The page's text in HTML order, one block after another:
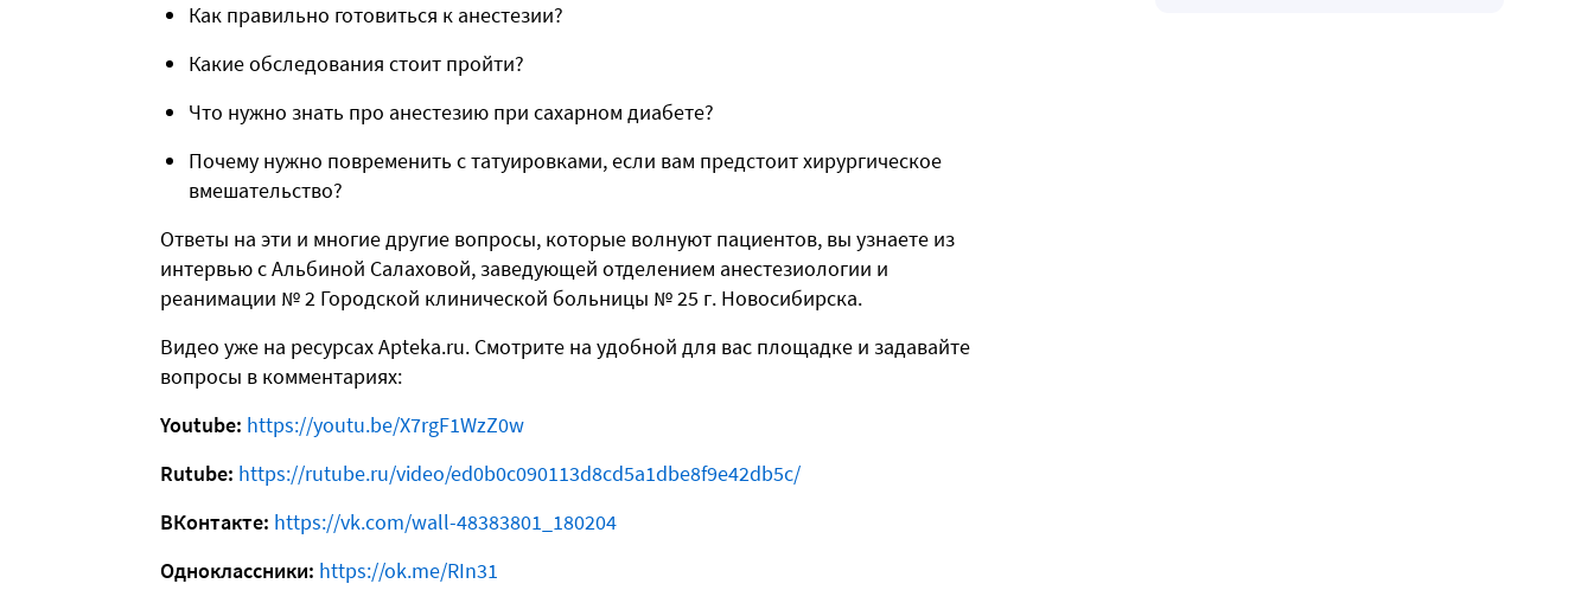
Как правильно готовиться к анестезии?
Какие обследования стоит пройти?
Что нужно знать про анестезию при сахарном диабете?
Почему нужно повременить с татуировками, если вам предстоит хирургическое
вмешательство?
Ответы на эти и многие другие вопросы, которые волнуют пациентов, вы узнаете из
интервью с Альбиной Салаховой, заведующей отделением анестезиологии и
реанимации № 2 Городской клинической больницы № 25 г. Новосибирска.
Видео уже на ресурсах Apteka.ru. Смотрите на удобной для вас площадке и задавайте
вопросы в комментариях:
Youtube: https://youtu.be/X7rgF1WzZ0w
Rutube: https://rutube.ru/video/ed0b0c090113d8cd5a1dbe8f9e42db5c/
ВКонтакте: https://vk.com/wall-48383801_180204
Одноклассники: https://ok.me/RIn31